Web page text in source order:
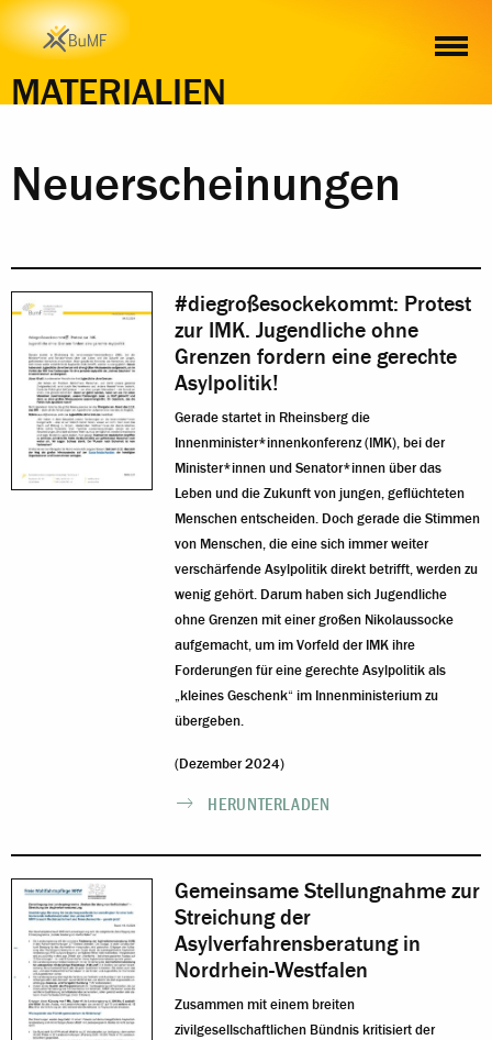
MATERIALIEN
Neuerscheinungen
#diegroßesockekommt: Protest
zur IMK. Jugendliche ohne
Grenzen fordern eine gerechte
Asylpolitik!
Gerade startet in Rheinsberg die
Innenminister*innenkonferenz (IMK), bei der
Minister*innen und Senator*innen über das
Leben und die Zukunft von jungen, geflüchteten
Menschen entscheiden. Doch gerade die Stimmen
von Menschen, die eine sich immer weiter
verschärfende Asylpolitik direkt betrifft, werden zu
wenig gehört. Darum haben sich Jugendliche
ohne Grenzen mit einer großen Nikolaussocke
aufgemacht, um im Vorfeld der IMK ihre
Forderungen für eine gerechte Asylpolitik als
„kleines Geschenk“ im Innenministerium zu
übergeben.
(Dezember 2024)
HERUNTERLADEN
Gemeinsame Stellungnahme zur
Streichung der
Asylverfahrensberatung in
Nordrhein-Westfalen
Zusammen mit einem breiten
zivilgesellschaftlichen Bündnis kritisiert der